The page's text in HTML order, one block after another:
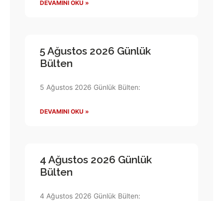
DEVAMINI OKU »
5 Ağustos 2026 Günlük
Bülten
5 Ağustos 2026 Günlük Bülten:
DEVAMINI OKU »
4 Ağustos 2026 Günlük
Bülten
4 Ağustos 2026 Günlük Bülten: